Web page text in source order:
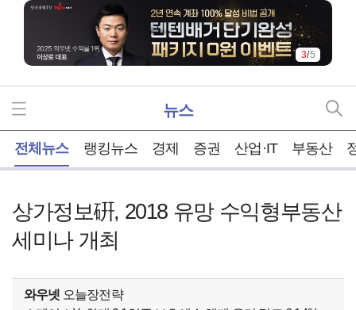
3/5
뉴스
전체뉴스 랭킹뉴스 경제 증권 산업·IT 부동산
상가정보硏, 2018 유망 수익형부동산
세미나 개최
와우넷 오늘장전략